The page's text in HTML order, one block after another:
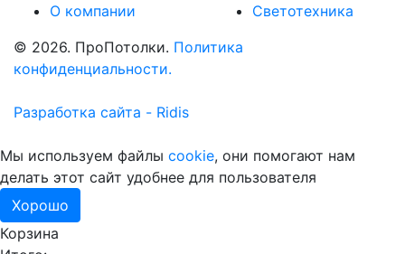
О компании
Светотехника
© 2026. ПроПотолки. Политика
конфиденциальности.
Разработка сайта - Ridis
Мы используем файлы cookie, они помогают нам
делать этот сайт удобнее для пользователя
Хорошо
Корзина